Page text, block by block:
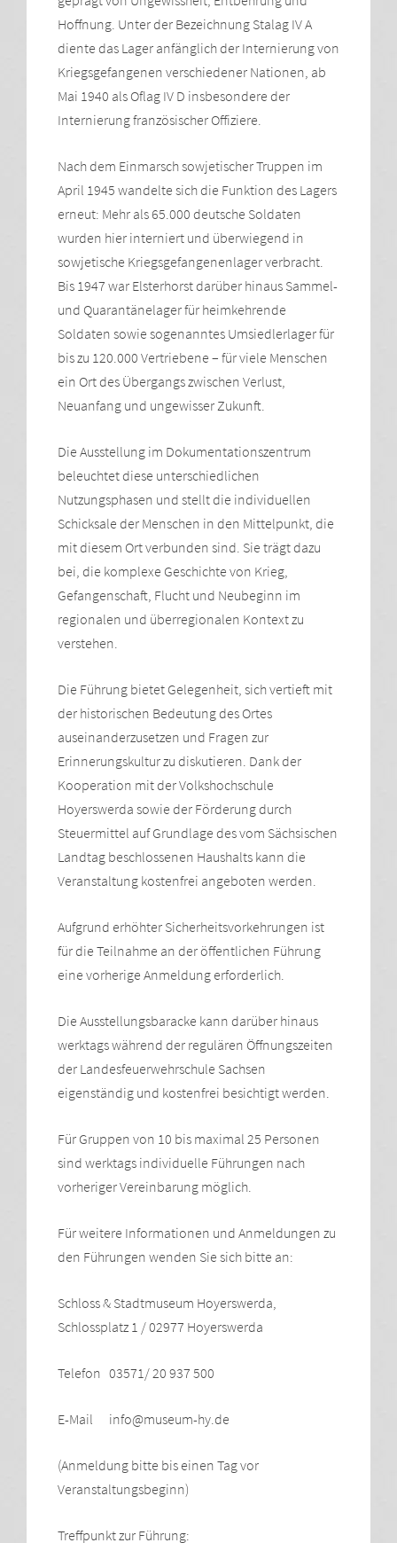
Hoffnung. Unter der Bezeichnung Stalag IV A
diente das Lager anfänglich der Internierung von
Kriegsgefangenen verschiedener Nationen, ab
Mai 1940 als Oflag IV D insbesondere der
Internierung französischer Offiziere.
Nach dem Einmarsch sowjetischer Truppen im
April 1945 wandelte sich die Funktion des Lagers
erneut: Mehr als 65.000 deutsche Soldaten
wurden hier interniert und überwiegend in
sowjetische Kriegsgefangenenlager verbracht.
Bis 1947 war Elsterhorst darüber hinaus Sammel-
und Quarantänelager für heimkehrende
Soldaten sowie sogenanntes Umsiedlerlager für
bis zu 120.000 Vertriebene – für viele Menschen
ein Ort des Übergangs zwischen Verlust,
Neuanfang und ungewisser Zukunft.
Die Ausstellung im Dokumentationszentrum
beleuchtet diese unterschiedlichen
Nutzungsphasen und stellt die individuellen
Schicksale der Menschen in den Mittelpunkt, die
mit diesem Ort verbunden sind. Sie trägt dazu
bei, die komplexe Geschichte von Krieg,
Gefangenschaft, Flucht und Neubeginn im
regionalen und überregionalen Kontext zu
verstehen.
Die Führung bietet Gelegenheit, sich vertieft mit
der historischen Bedeutung des Ortes
auseinanderzusetzen und Fragen zur
Erinnerungskultur zu diskutieren. Dank der
Kooperation mit der Volkshochschule
Hoyerswerda sowie der Förderung durch
Steuermittel auf Grundlage des vom Sächsischen
Landtag beschlossenen Haushalts kann die
Veranstaltung kostenfrei angeboten werden.
Aufgrund erhöhter Sicherheitsvorkehrungen ist
für die Teilnahme an der öffentlichen Führung
eine vorherige Anmeldung erforderlich.
Die Ausstellungsbaracke kann darüber hinaus
werktags während der regulären Öffnungszeiten
der Landesfeuerwehrschule Sachsen
eigenständig und kostenfrei besichtigt werden.
Für Gruppen von 10 bis maximal 25 Personen
sind werktags individuelle Führungen nach
vorheriger Vereinbarung möglich.
Für weitere Informationen und Anmeldungen zu
den Führungen wenden Sie sich bitte an:
Schloss & Stadtmuseum Hoyerswerda,
Schlossplatz 1 / 02977 Hoyerswerda
Telefon 03571/ 20 937 500
E-Mail info@museum-hy.de
(Anmeldung bitte bis einen Tag vor
Veranstaltungsbeginn)
Treffpunkt zur Führung: